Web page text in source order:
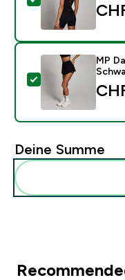
Dieses Produkt
MP
Deine Summe